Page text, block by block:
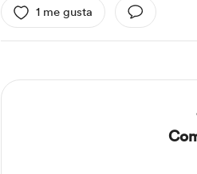
1 me gusta